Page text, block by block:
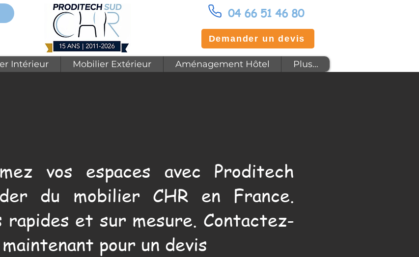
04 66 51 46 80
Demander un devis
Intérieur Mobilier Extérieur Aménagement Hôtel Plus...
vos espaces avec Proditech
du mobilier CHR en France.
rapides et sur mesure. Contactez-
pour un devis